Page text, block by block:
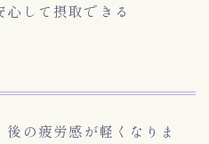
して摂取できる
後の疲労感が軽くなりま